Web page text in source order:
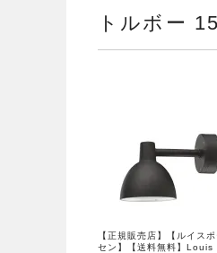
トルボー
【正規販売店】【ルイス
セン】【送料無料】Louis